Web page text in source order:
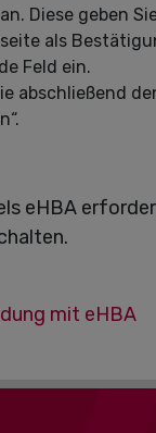
Diese geben
als
Feld ein.
abschließend
eHBA
mit eHBA